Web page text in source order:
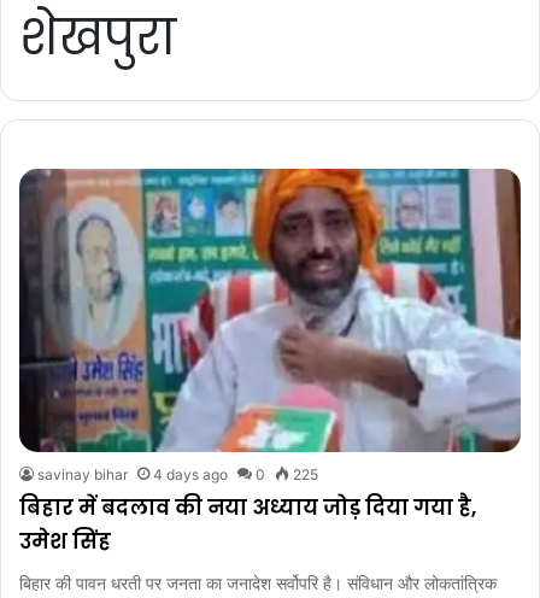
शेखपुरा
savinay bihar 4 days ago 0 225
बिहार में बदलाव की नया अध्याय जोड़ दिया गया है,
उमेश सिंह
बिहार की पावन धरती पर जनता का जनादेश सर्वोपरि है। संविधान और लोकतांत्रिक